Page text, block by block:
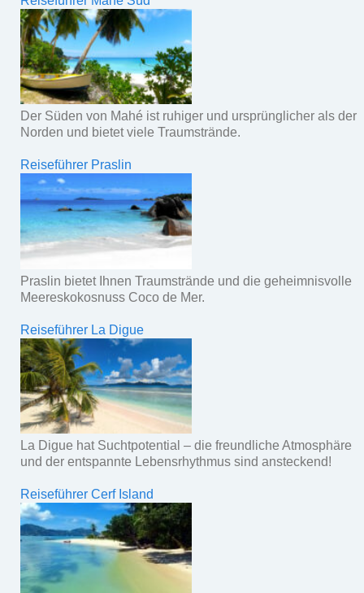
Der Süden von Mahé ist ruhiger und ursprünglicher als der
Norden und bietet viele Traumstrände.
Reiseführer Praslin
Praslin bietet Ihnen Traumstrände und die geheimnisvolle
Meereskokosnuss Coco de Mer.
Reiseführer La Digue
La Digue hat Suchtpotential – die freundliche Atmosphäre
und der entspannte Lebensrhythmus sind ansteckend!
Reiseführer Cerf Island